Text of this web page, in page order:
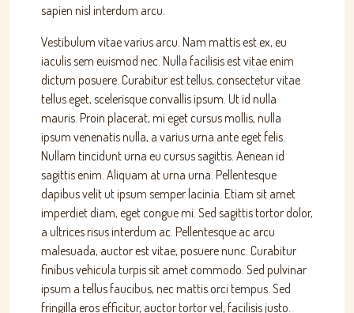
sapien nisl interdum arcu.
Vestibulum vitae varius arcu. Nam mattis est ex, eu
iaculis sem euismod nec. Nulla facilisis est vitae enim
dictum posuere. Curabitur est tellus, consectetur vitae
tellus eget, scelerisque convallis ipsum. Ut id nulla
mauris. Proin placerat, mi eget cursus mollis, nulla
ipsum venenatis nulla, a varius urna ante eget felis.
Nullam tincidunt urna eu cursus sagittis. Aenean id
sagittis enim. Aliquam at urna urna. Pellentesque
dapibus velit ut ipsum semper lacinia. Etiam sit amet
imperdiet diam, eget congue mi. Sed sagittis tortor dolor,
a ultrices risus interdum ac. Pellentesque ac arcu
malesuada, auctor est vitae, posuere nunc. Curabitur
finibus vehicula turpis sit amet commodo. Sed pulvinar
ipsum a tellus faucibus, nec mattis orci tempus. Sed
fringilla eros efficitur, auctor tortor vel, facilisis justo.